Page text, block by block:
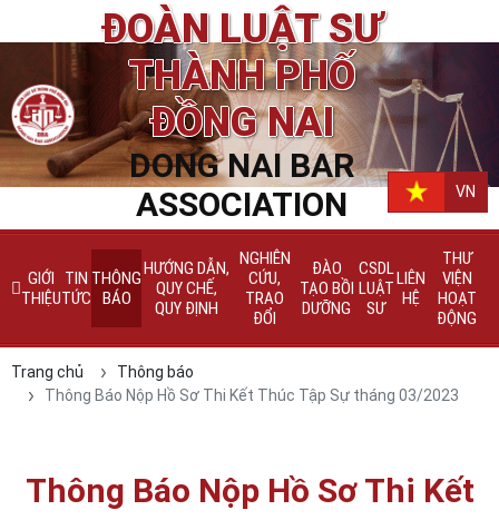
ĐOÀN LUẬT SƯ
THÀNH PHỐ
ĐỒNG NAI
DONG NAI BAR
ASSOCIATION
VN
GIỚI
THIỆU
TIN
TỨC
THÔNG
BÁO
HƯỚNG DẪN,
QUY CHẾ,
QUY ĐỊNH
NGHIÊN
CỨU,
TRAO
ĐỔI
ĐÀO
TẠO BỒI
DƯỠNG
CSDL
LUẬT
SƯ
LIÊN
HỆ
THƯ
VIỆN
HOẠT
ĐỘNG
Trang chủ
Thông báo
Thông Báo Nộp Hồ Sơ Thi Kết Thúc Tập Sự tháng 03/2023
Thông Báo Nộp Hồ Sơ Thi Kết